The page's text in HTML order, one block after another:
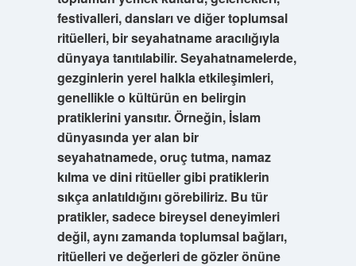
festivalleri, dansları ve diğer toplumsal
ritüelleri, bir seyahatname aracılığıyla
dünyaya tanıtılabilir. Seyahatnamelerde,
gezginlerin yerel halkla etkileşimleri,
genellikle o kültürün en belirgin
pratiklerini yansıtır. Örneğin, İslam
dünyasında yer alan bir
seyahatnamede, oruç tutma, namaz
kılma ve dini ritüeller gibi pratiklerin
sıkça anlatıldığını görebiliriz. Bu tür
pratikler, sadece bireysel deneyimleri
değil, aynı zamanda toplumsal bağları,
ritüelleri ve değerleri de gözler önüne